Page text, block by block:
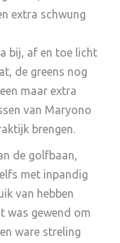
extra schwung
bij, af en toe licht
de greens nog
maar extra
van Maryono
brengen.
de golfbaan,
met inpandig
van hebben
was gewend om
ware streling